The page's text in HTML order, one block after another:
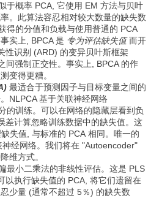
于概率 PCA, 它使用 EM 方法与贝叶
。此算法容忍相对较大数量的缺失数
得的分值和负载与使用普通的 РСА
实上, BPCA 是 专为评估缺失值而开
性识别 (ARD) 的变异贝叶斯框架
间强制正交性。事实上, BPCA 的作
变得更糟。
最适合于预测因子与目标变量之间的
NLPCA 基于关联神经网络
的训练。可以在网络的隐藏层看到负
差计算忽略训练数据中的缺失值。这
失值, 与标准的 РСА 相同。唯一的
经网络。我们将在 "Autoencoder"
维方式。
最小二乘法的非线性评估。这是 PLS
以执行缺失值的 PCA, 将它们遗留在
少量 (通常不超过 5％) 的缺失数